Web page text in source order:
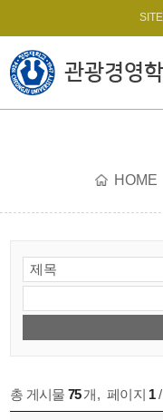
관광경영
HOME
총 게시물 75개, 페이지 1/